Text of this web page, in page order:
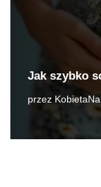
Jak szybko
przez